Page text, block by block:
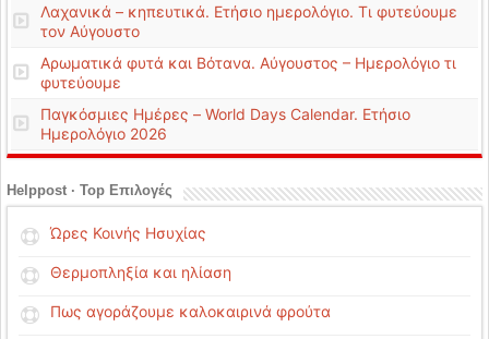
Λαχανικά – κηπευτικά. Ετήσιο ημερολόγιο. Τι φυτεύουμε
τον Αύγουστο
Αρωματικά φυτά και Βότανα. Αύγουστος – Ημερολόγιο τι
φυτεύουμε
Παγκόσμιες Ημέρες – World Days Calendar. Ετήσιο
Ημερολόγιο 2026
Helppost · Top Επιλογές
Ώρες Κοινής Ησυχίας
Θερμοπληξία και ηλίαση
Πως αγοράζουμε καλοκαιρινά φρούτα